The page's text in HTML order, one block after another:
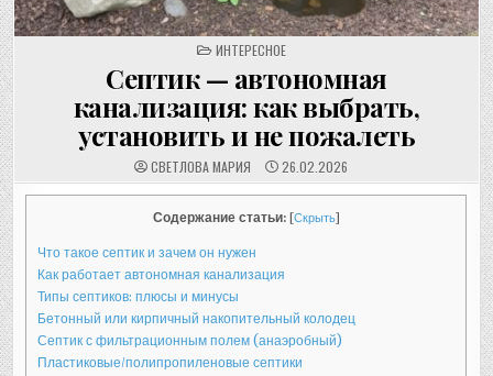
POSTED
IN
ИНТЕРЕСНОЕ
Септик — автономная
канализация: как выбрать,
установить и не пожалеть
СВЕТЛОВА МАРИЯ 26.02.2026
Содержание статьи: [Скрыть]
Что такое септик и зачем он нужен
Как работает автономная канализация
Типы септиков: плюсы и минусы
Бетонный или кирпичный накопительный колодец
Септик с фильтрационным полем (анаэробный)
Пластиковые/полипропиленовые септики